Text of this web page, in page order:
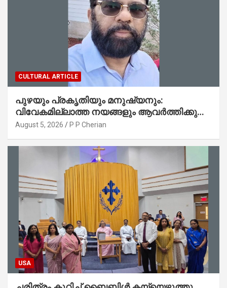
CULTURAL ARTICLE
പുഴയും പ്രകൃതിയും മനുഷ്യനും:
വിവേകമില്ലാത്ത നയങ്ങളും ആവർത്തിക്കുന്ന
ദുരന്തങ്ങളും : റവ. ജെയിംസ് കെ.
August 5, 2026 P P Cherian
USA